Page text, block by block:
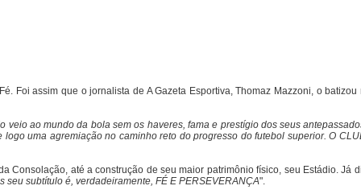
Foi assim que o jornalista de A Gazeta Esportiva, Thomaz Mazzoni, o batizou
ao mundo da bola sem os haveres, fama e prestígio dos seus
uma agremiação no caminho reto do progresso do futebol superior. O
Consolação, até a construção de seu maior patrimônio físico, seu Estádio. Já
subtítulo é, verdadeiramente, FÉ E PERSEVERANÇA".